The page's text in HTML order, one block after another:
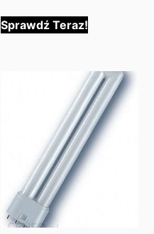
Sprawdź Teraz!